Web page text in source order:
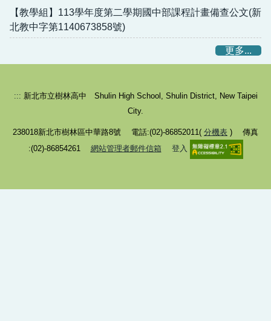
公開授課
教師社群
實驗教育
科技中心資訊
【教學組】113學年度第二學期國中部課程計畫備查公文(新
北教中字第1140673858號)
更多...
::: 新北市立樹林高中 Shulin High School, Shulin District, New Taipei
City.
238018新北市樹林區中華路8號 電話:(02)-86852011( 分機表 ) 傳真
:(02)-86854261 網站管理者郵件信箱 登入